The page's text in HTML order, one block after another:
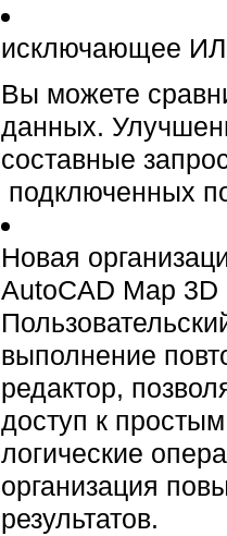
исключающее
Вы можете
данных.
составные
подключенных
Новая
AutoCAD Map 3D
выполнение
редактор,
доступ к
логические
организация
результатов.